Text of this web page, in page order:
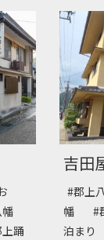
幡
踊
吉田
#郡上
幡
#
泊まり